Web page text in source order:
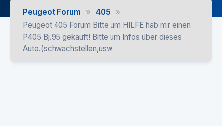
Peugeot Forum » 405 »
Peugeot 405 Forum Bitte um HILFE hab mir einen
P405 Bj.95 gekauft! Bitte um Infos über dieses
Auto.(schwachstellen,usw